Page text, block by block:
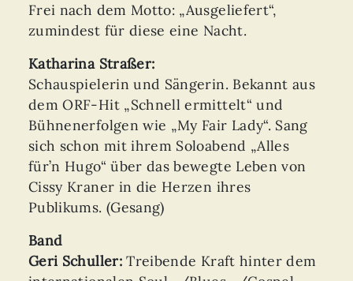
Frei nach dem Motto: „Ausgeliefert“,
zumindest für diese eine Nacht.
Katharina Straßer:
Schauspielerin und Sängerin. Bekannt aus
dem ORF-Hit „Schnell ermittelt“ und
Bühnenerfolgen wie „My Fair Lady“. Sang
sich schon mit ihrem Soloabend „Alles
für’n Hugo“ über das bewegte Leben von
Cissy Kraner in die Herzen ihres
Publikums. (Gesang)
Band
Geri Schuller:Treibende Kraft hinter dem